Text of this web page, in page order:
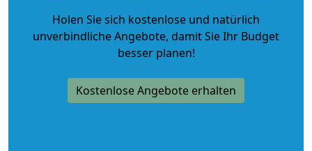
Holen Sie sich kostenlose und natürlich
unverbindliche Angebote, damit Sie Ihr Budget
besser planen!
Kostenlose Angebote erhalten